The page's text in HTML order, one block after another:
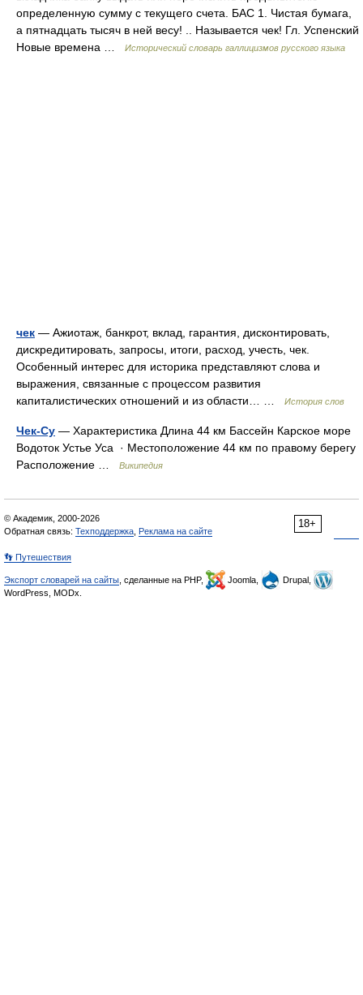
определенную сумму с текущего счета. БАС 1. Чистая бумага,
а пятнадцать тысяч в ней весу! .. Называется чек! Гл. Успенский
Новые времена …
Исторический словарь галлицизмов русского языка
чек — Ажиотаж, банкрот, вклад, гарантия, дисконтировать,
дискредитировать, запросы, итоги, расход, учесть, чек.
Особенный интерес для историка представляют слова и
выражения, связанные с процессом развития
капиталистических отношений и из области… …
История слов
Чек-Су — Характеристика Длина 44 км Бассейн Карское море
Водоток Устье Уса · Местоположение 44 км по правому берегу
Расположение …
Википедия
18+
© Академик, 2000-2026
Обратная связь: Техподдержка Реклама на сайте
👣 Путешествия
Экспорт словарей на сайты , сделанные на PHP, Joomla,
Drupal,
WordPress, MODx.